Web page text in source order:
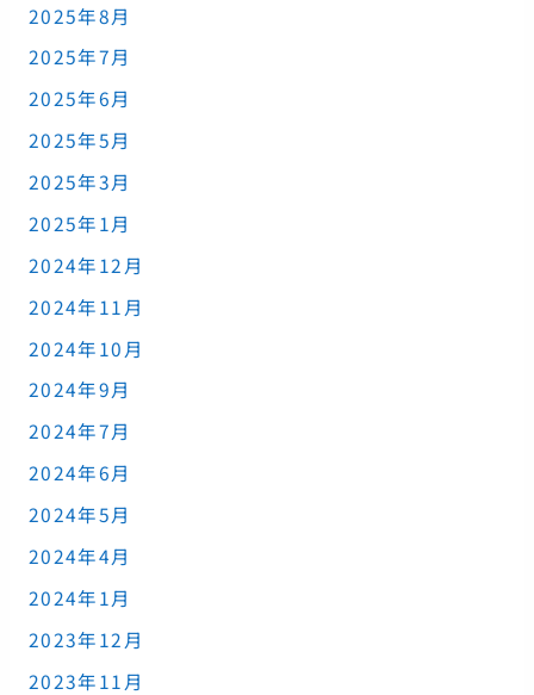
2025年8月
2025年7月
2025年6月
2025年5月
2025年3月
2025年1月
2024年12月
2024年11月
2024年10月
2024年9月
2024年7月
2024年6月
2024年5月
2024年4月
2024年1月
2023年12月
2023年11月